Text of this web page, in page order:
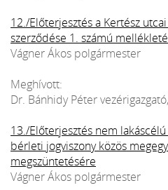
12./Előterjesztés a Kertész
szerződése 1. számú
Vágner Ákos polgármester
Meghívott:
Dr. Bánhidy Péter
13./Előterjesztés nem
bérleti jogviszony közös
megszüntetésére
Vágner Ákos polgármester